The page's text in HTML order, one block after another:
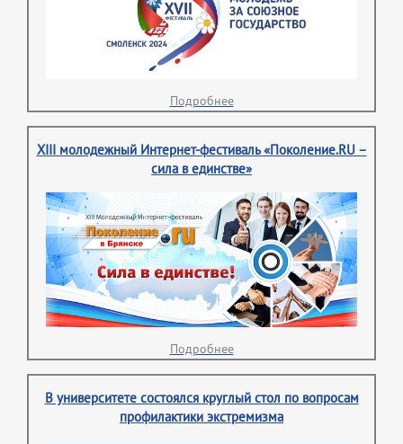
Подробнее
XIII молодежный Интернет-фестиваль «Поколение.RU –
сила в единстве»
Подробнее
В университете состоялся круглый стол по вопросам
профилактики экстремизма